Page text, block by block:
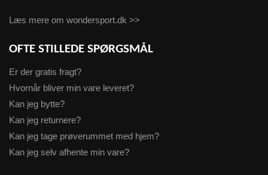
Læs mere om wondersport.dk >>
OFTE STILLEDE SPØRGSMÅL
Er der gratis fragt?
Hvornår bliver min vare leveret?
Kan jeg bytte?
Kan jeg returnere?
Kan jeg tage prøverummet med hjem?
Kan jeg selv afhente min vare?